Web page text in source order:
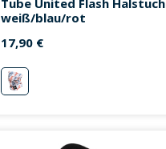
Tube United Flash Halstuch
weiß/blau/rot
17,90 €
weiß/blau/rot